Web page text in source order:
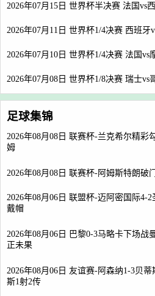
2026年07月15日 世界杯半决赛 法国vs
2026年07月11日 世界杯1/4决赛 西班牙
2026年07月10日 世界杯1/4决赛 法国vs
2026年07月08日 世界杯1/8决赛 瑞士vs
足球集锦
2026年08月08日 联赛杯-兰克希尔精彩
姆
2026年08月08日 联赛杯-阿姆斯特朗破
2026年08月06日 联盟杯-迈阿密国际4-
戴帽
2026年08月06日 巴黎0-3马略卡下场战
正未果
2026年08月06日 友谊赛-阿森纳1-3贝
斯1射2传